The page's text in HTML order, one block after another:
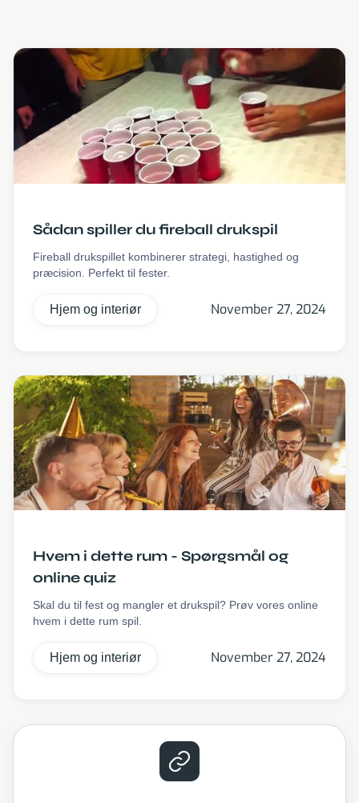
Sådan spiller du fireball drukspil
Fireball drukspillet kombinerer strategi, hastighed og
præcision. Perfekt til fester.
Hjem og interiør November 27, 2024
Hvem i dette rum - Spørgsmål og
online quiz
Skal du til fest og mangler et drukspil? Prøv vores online
hvem i dette rum spil.
Hjem og interiør November 27, 2024